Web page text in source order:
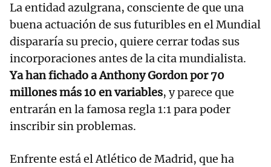
La entidad azulgrana, consciente de que una
buena actuación de sus futuribles en el Mundial
dispararía su precio, quiere cerrar todas sus
incorporaciones antes de la cita mundialista.
Ya han fichado a Anthony Gordon por 70
millones más 10 en variables, y parece que
entrarán en la famosa regla 1:1 para poder
inscribir sin problemas.
Enfrente está el Atlético de Madrid, que ha